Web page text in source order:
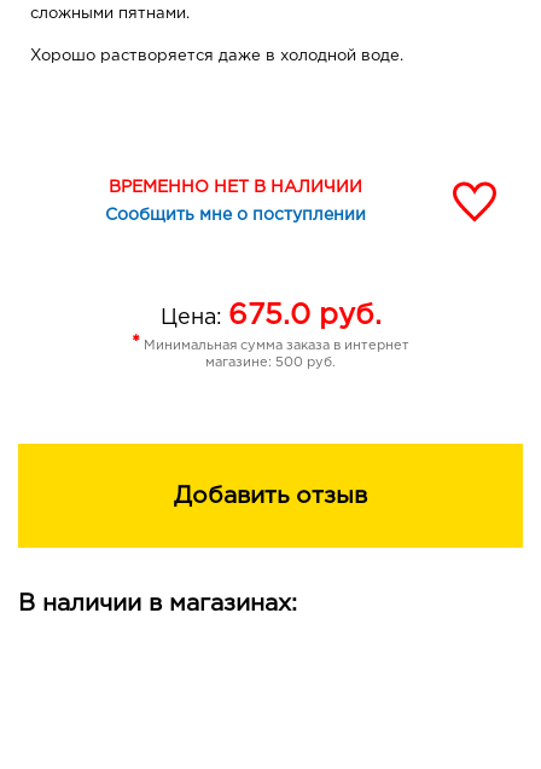
сложными пятнами.
Хорошо растворяется даже в холодной воде.
ВРЕМЕННО НЕТ В НАЛИЧИИ
Сообщить мне о поступлении
Цена: 675.0руб.
* Минимальная сумма заказа в интернет
магазине: 500 руб.
Добавить отзыв
В наличии в магазинах: